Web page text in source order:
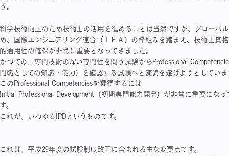
う。
科学技術向上のため技術士の活用を進めることは当然ですが、グローバ
め、国際エンジニアリング連合（ＩＥＡ）の枠組みを踏まえ、技術士資
的通用性の確保が非常に重要となってきました。
かつての、専門技術の深い専門性を問う試験からProfessional
門職としての知識・能力）を確認する試験へと変貌を遂げようとしていま
このProfessional Competenciesを獲得するには
Initial Professional Development（初期専門能力開発）が非常に重要になっ
す。
これが、いわゆるIPDというものです。
これは、平成29年度の試験制度改正に含まれる主な変更点です。